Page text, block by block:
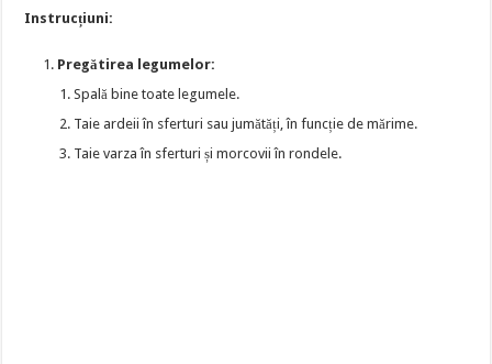
Instrucțiuni:
Pregătirea legumelor:
Spală bine toate legumele.
Taie ardeii în sferturi sau jumătăți, în funcție de mărime.
Taie varza în sferturi și morcovii în rondele.